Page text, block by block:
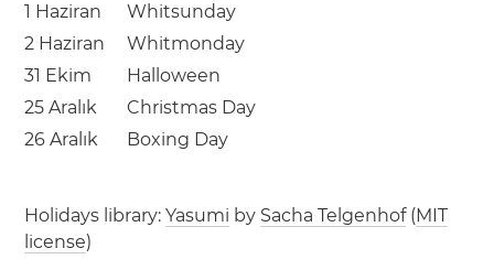
1 Haziran
Whitsunday
2 Haziran
Whitmonday
31 Ekim
Halloween
25 Aralık
Christmas Day
26 Aralık
Boxing Day
Holidays library:Yasumi by Sacha Telgenhof(MIT
license)